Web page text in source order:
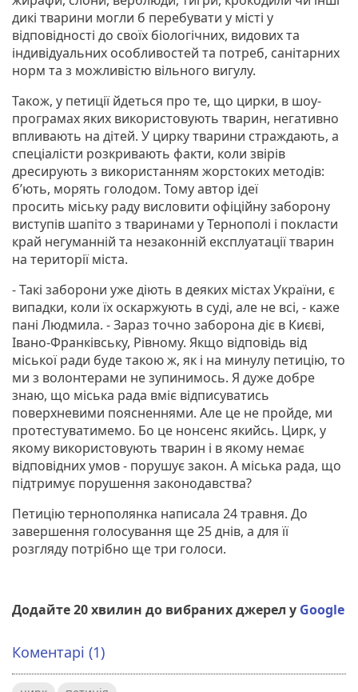
дикі тварини могли б перебувати у місті у
відповідності до своїх біологічних, видових та
індивідуальних особливостей та потреб, санітарних
норм та з можливістю вільного вигулу.
Також, у петиції йдеться про те, що цирки, в шоу-
програмах яких використовують тварин, негативно
впливають на дітей. У цирку тварини страждають, а
спеціалісти розкривають факти, коли звірів
дресирують з використанням жорстоких методів:
б’ють, морять голодом. Тому автор ідеї
просить міську раду висловити офіційну заборону
виступів шапіто з тваринами у Тернополі і покласти
край негуманній та незаконній експлуатації тварин
на території міста.
- Такі заборони уже діють в деяких містах України, є
випадки, коли їх оскаржують в суді, але не всі, - каже
пані Людмила. - Зараз точно заборона діє в Києві,
Івано-Франківську, Рівному. Якщо відповідь від
міської ради буде такою ж, як і на минулу петицію, то
ми з волонтерами не зупинимось. Я дуже добре
знаю, що міська рада вміє відписуватись
поверхневими поясненнями. Але це не пройде, ми
протестуватимемо. Бо це нонсенс якийсь. Цирк, у
якому використовують тварин і в якому немає
відповідних умов - порушує закон. А міська рада, що
підтримує порушення законодавства?
Петицію тернополянка написала 24 травня. До
завершення голосування ще 25 днів, а для її
розгляду потрібно ще три голоси.
Додайте 20 хвилин до вибраних джерел у Google
Коментарі (1)